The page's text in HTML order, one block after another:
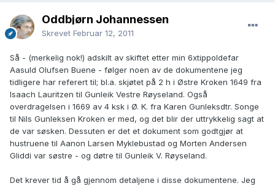
Oddbjørn Johannessen
Skrevet Februar 12, 2011
Så - (merkelig nok!) adskilt av skiftet etter min 6xtippoldefar
Aasuld Olufsen Buene - følger noen av de dokumentene jeg
tidligere har referert til; bl.a. skjøtet på 2 h i Østre Kroken 1649 fra
Isaach Lauritzen til Gunleik Vestre Røyseland. Også
overdragelsen i 1669 av 4 ksk i Ø. K. fra Karen Gunleksdtr. Songe
til Nils Gunleksen Kroken er med, og det blir der uttrykkelig sagt at
de var søsken. Dessuten er det et dokument som godtgjør at
hustruene til Aanon Larsen Myklebustad og Morten Andersen
Gliddi var søstre - og døtre til Gunleik V. Røyseland.
Det krever tid å gå gjennom detaljene i disse dokumentene. Jeg